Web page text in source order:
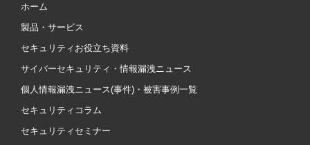
ホーム
製品・サービス
セキュリティお役立ち資料
サイバーセキュリティ・情報漏洩ニュース
個人情報漏洩ニュース(事件)・被害事例一覧
セキュリティコラム
セキュリティセミナー